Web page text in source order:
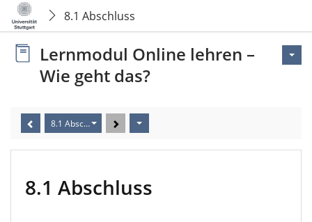
8.1 Abschluss
Lernmodul Online lehren –
Wie geht das?
8.1 Abschluss
8.1 Abschluss